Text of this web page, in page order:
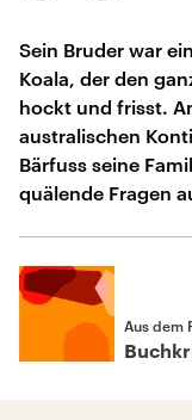
Sein Bruder war
Koala, der den
hockt und frisst.
australischen
Bärfuss seine
quälende Fragen
Aus dem